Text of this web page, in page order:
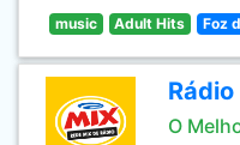
music Adult Hits Foz
O